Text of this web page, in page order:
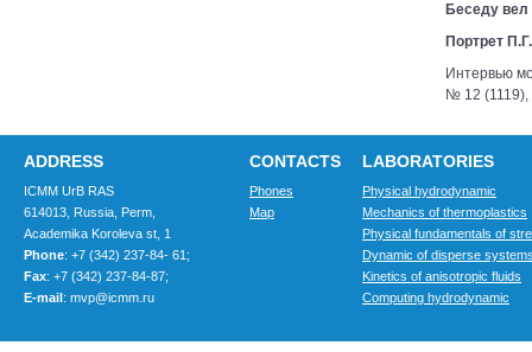
Беседу
Портрет
Интервью
№ 12 (1119),
ADDRESS
ICMM UrB RAS
614013, Russia, Perm,
Academika Koroleva st, 1
Phone: +7 (342) 237-84- 61;
Fax: +7 (342) 237-84-87;
E-mail: mvp@icmm.ru
CONTACTS
Phones
Map
LABORATORIES
Physical hydrodynamic
Mechanics of thermoplastics
Physical fundamentals of
Dynamic of disperse
Kinetics of anisotropic fluids
Computing hydrodynamic